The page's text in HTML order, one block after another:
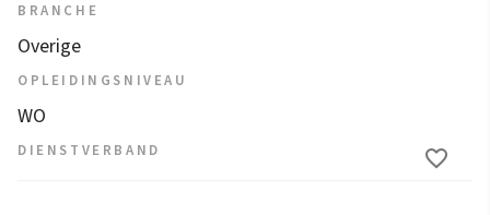
BRANCHE
Overige
OPLEIDINGSNIVEAU
WO
DIENSTVERBAND